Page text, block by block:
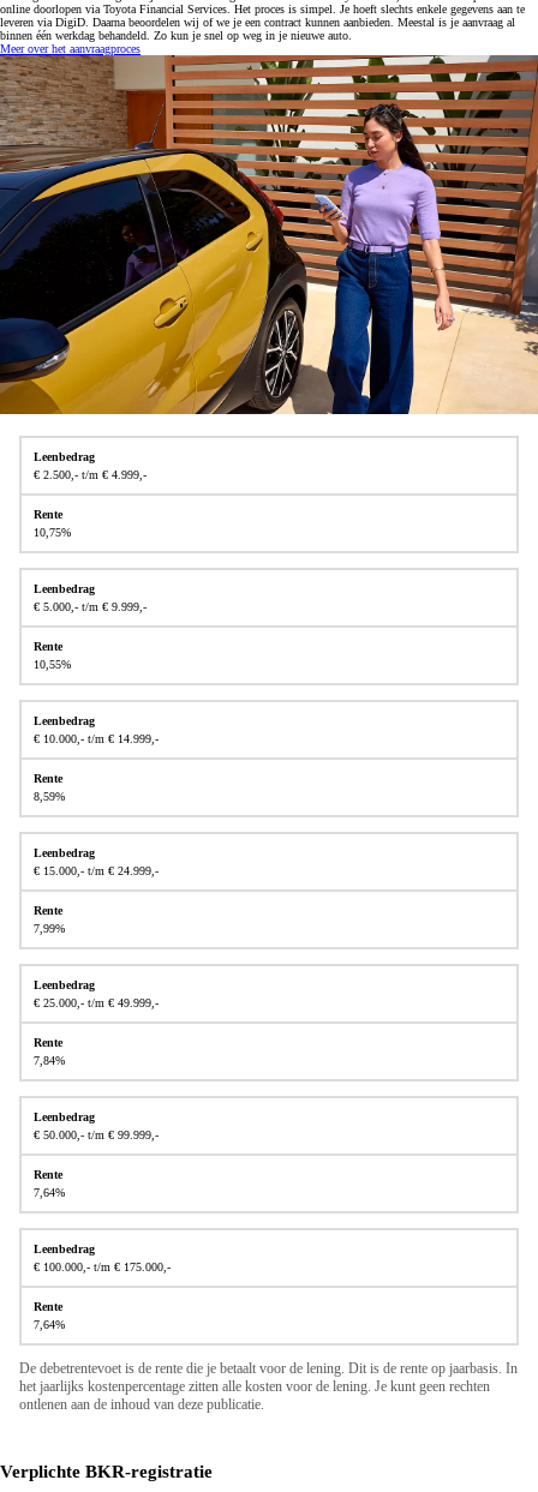
online doorlopen via Toyota Financial Services. Het proces is simpel. Je hoeft slechts enkele gegevens aan te
leveren via DigiD. Daarna beoordelen wij of we je een contract kunnen aanbieden. Meestal is je aanvraag al
binnen één werkdag behandeld. Zo kun je snel op weg in je nieuwe auto.
Meer over het aanvraagproces
€ 2.500,- t/m € 4.999,-
10,75%
€ 5.000,- t/m € 9.999,-
10,55%
€ 10.000,- t/m € 14.999,-
8,59%
€ 15.000,- t/m € 24.999,-
7,99%
€ 25.000,- t/m € 49.999,-
7,84%
€ 50.000,- t/m € 99.999,-
7,64%
€ 100.000,- t/m € 175.000,-
7,64%
De debetrentevoet is de rente die je betaalt voor de lening. Dit is de rente op jaarbasis. In
het jaarlijks kostenpercentage zitten alle kosten voor de lening. Je kunt geen rechten
ontlenen aan de inhoud van deze publicatie.
Verplichte BKR-registratie